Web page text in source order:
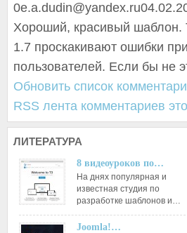
0e.a.dudin@yandex.ru
Хороший, красивый шаблон.
1.7 проскакивают ошибки
пользователей. Если бы не
Обновить список
RSS лента комментариев
ЛИТЕРАТУРА
8 видеоуроков по…
На днях популярная и
известная студия по
разработке шаблонов и…
Joomla!…